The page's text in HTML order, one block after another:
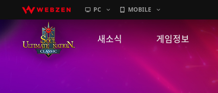
PC MOBILE
새소식 게임정보
캐릭터소개